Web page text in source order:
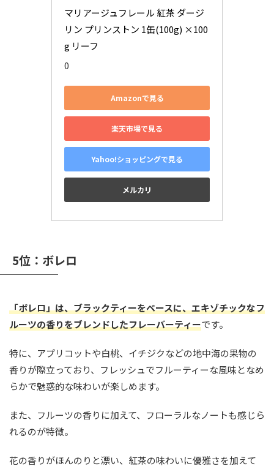
マリアージュフレール 紅茶 ダージ
リン プリンストン 1缶(100g) ×100
g リーフ
0
Amazonで見る
楽天市場で見る
Yahoo!ショッピングで見る
メルカリ
5位：ボレロ
「ボレロ」は、ブラックティーをベースに、エキゾチックなフ
ルーツの香りをブレンドしたフレーバーティーです。
特に、アプリコットや白桃、イチジクなどの地中海の果物の
香りが際立っており、フレッシュでフルーティーな風味となめ
らかで魅惑的な味わいが楽しめます。
また、フルーツの香りに加えて、フローラルなノートも感じら
れるのが特徴。
花の香りがほんのりと漂い、紅茶の味わいに優雅さを加えて